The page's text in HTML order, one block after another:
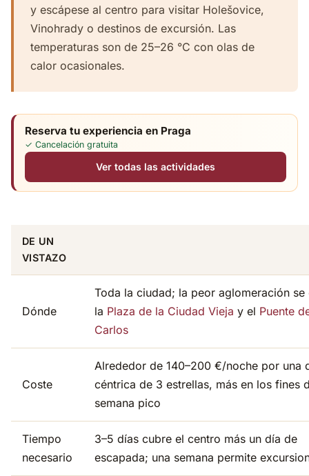
y escápese al centro para visitar Holešovice,
Vinohrady o destinos de excursión. Las
temperaturas son de 25–26 °C con olas de
calor ocasionales.
Reserva tu experiencia en Praga
✓ Cancelación gratuita
Ver todas las actividades
DE UN
VISTAZO
Dónde
Toda la ciudad; la peor aglomeración se
la Plaza de la Ciudad Vieja y el Puente
Carlos
Coste
Alrededor de 140–200 €/noche por una
céntrica de 3 estrellas, más en los fines
semana pico
Tiempo
necesario
3–5 días cubre el centro más un día de
escapada; una semana permite